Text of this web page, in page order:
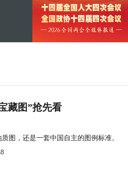
藏图”抢先看
图，还是一套中国自主的图例标准。